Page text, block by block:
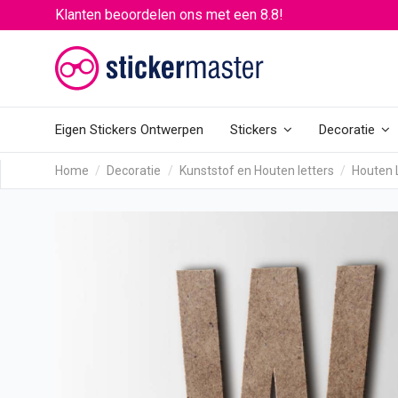
Klanten beoordelen ons met een 8.8!
Eigen Stickers Ontwerpen Stickers Decoratie
Home Decoratie Kunststof en Houten letters Houten